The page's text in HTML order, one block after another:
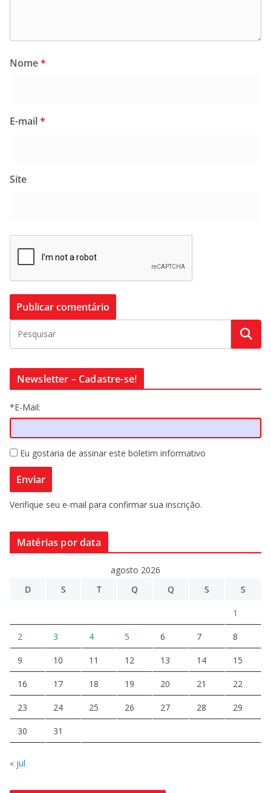
Nome*
E-mail*
Site
Newsletter – Cadastre-se!
*E-Mail:
Eu gostaria de assinar este boletim informativo
Verifique seu e-mail para confirmar sua inscrição.
Matérias por data
agosto 2026
D
S T Q Q S S
1
2 3 4 5 6 7 8
9 10 11 12 13 14 15
16 17 18 19 20 21 22
23 24 25 26 27 28 29
30 31
« jul